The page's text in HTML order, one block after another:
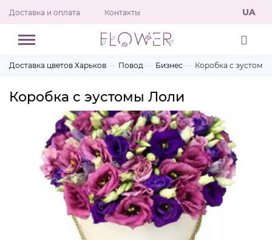
Доставка и оплата Контакты UA
Доставка цветов Харьков Повод Бизнес Коробка с эустомы
Коробка с эустомы Лоли